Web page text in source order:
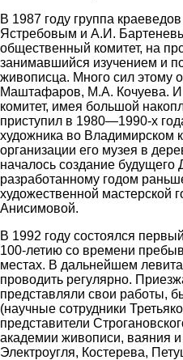
В 1987 году группа
Ястребовым и А.И.
общественный комитет, на
занимавшийся изучением и
живописца. Много сил этому
Маштафаров, М.А. Кочуева. И
комитет, имея большой
приступил в 1980—1990-х
художника во Владимирском
организации его музея в
началось создание будущего
разработанному годом
художественной мастерской
Анисимовой.
В 1992 году состоялся
100-летию со времени
местах. В дальнейшем
проводить регулярно.
представляли свои работы,
(научные сотрудники
представители
академии живописи, ваяния
Электроугля, Костерева,